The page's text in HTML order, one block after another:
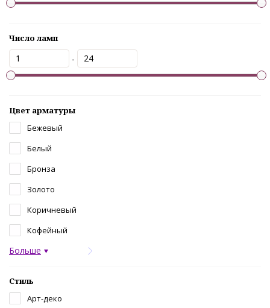
Число ламп
-
Цвет арматуры
Бежевый
Белый
Бронза
Золото
Коричневый
Кофейный
Больше
Стиль
Арт-деко